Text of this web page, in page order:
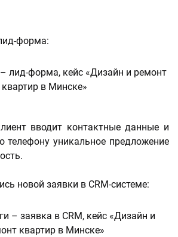
форма:
вводит контактные данные и
телефону уникальное предложение
новой заявки в CRM-системе: